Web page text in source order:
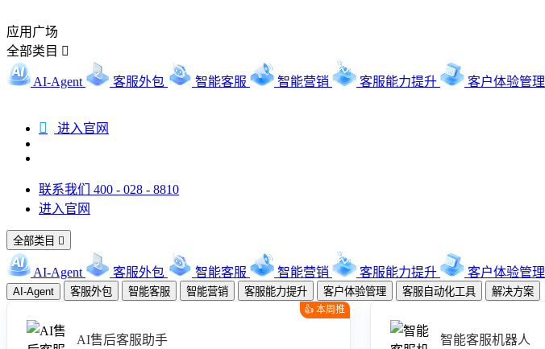
应用广场
全部类目 
AI-Agent 客服外包 智能客服 智能营销 客服能力提升 客户体验管理
 进入官网
联系我们 400 - 028 - 8810
进入官网
全部类目 
AI-Agent 客服外包 智能客服 智能营销 客服能力提升 客户体验管理
AI-Agent 客服外包 智能客服 智能营销 客服能力提升 客户体验管理 客服自动化工具 解决方案
👍 本周推
AI售后客服助手 智能客服机器人